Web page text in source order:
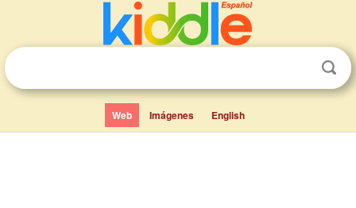
Web Imágenes English